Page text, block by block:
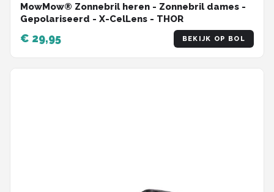
MowMow® Zonnebril heren - Zonnebril dames -
Gepolariseerd - X-CelLens - THOR
€ 29,95 BEKIJK OP BOL